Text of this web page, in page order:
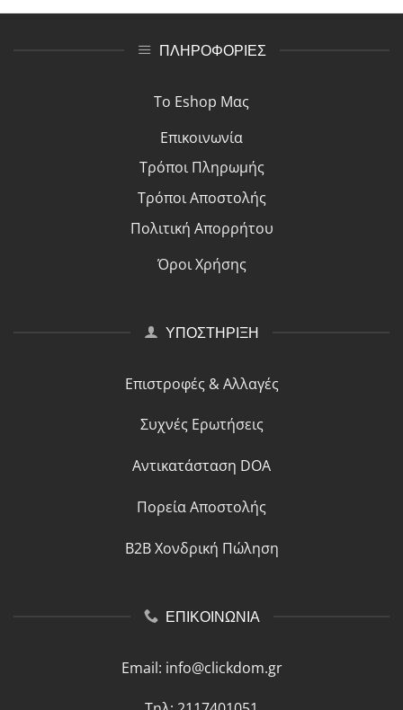
ΠΛΗΡΟΦΟΡΙΕΣ
Το Eshop Μας
Επικοινωνία
Τρόποι Πληρωμής
Τρόποι Αποστολής
Πολιτική Απορρήτου
Όροι Χρήσης
ΥΠΟΣΤΗΡΙΞΗ
Επιστροφές & Αλλαγές
Συχνές Ερωτήσεις
Αντικατάσταση DOA
Πορεία Αποστολής
B2B Χονδρική Πώληση
ΕΠΙΚΟΙΝΩΝΙΑ
Email: info@clickdom.gr